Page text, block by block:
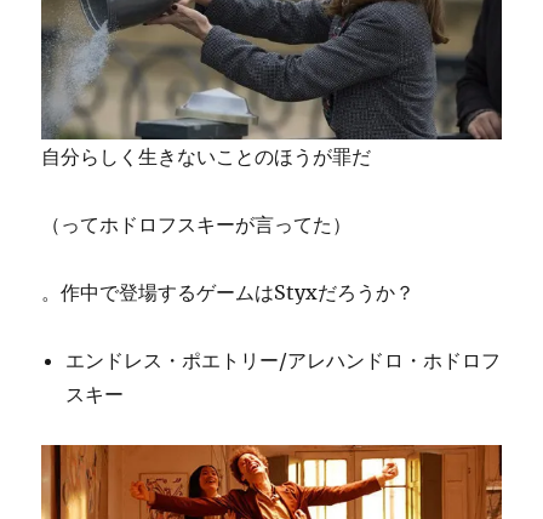
自分らしく生きないことのほうが罪だ
（ってホドロフスキーが言ってた）
。作中で登場するゲームはStyxだろうか？
エンドレス・ポエトリー/アレハンドロ・ホドロフ
スキー